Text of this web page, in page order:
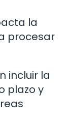
la
procesar
incluir la
plazo y